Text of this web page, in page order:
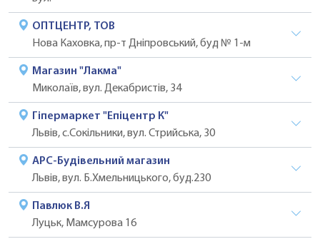
ОПТЦЕНТР, ТОВ
Нова Каховка, пр-т Дніпровський, буд № 1-м
Магазин "Лакма"
Миколаїв, вул. Декабристів, 34
Гіпермаркет "Епіцентр К"
Львів, с.Сокільники, вул. Стрийська, 30
АРС-Будівельний магазин
Львів, вул. Б.Хмельницького, буд.230
Павлюк В.Я
Луцьк, Мамсурова 16